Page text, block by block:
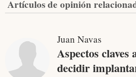
Artículos de opinión
Juan Navas
Aspectos claves
decidir